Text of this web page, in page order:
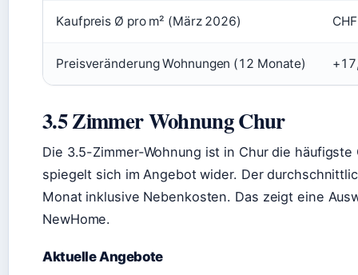
Kaufpreis Ø pro m² (März 2026)
Preisveränderung Wohnungen (12 Monate)
3.5 Zimmer Wohnung Chur
Die 3.5-Zimmer-Wohnung ist in Chur die
spiegelt sich im Angebot wider. Der
Monat inklusive Nebenkosten. Das zeigt eine
NewHome.
Aktuelle Angebote